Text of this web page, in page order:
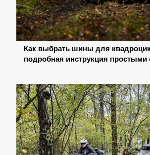
Как выбрать шины для
подробная инструкция простыми